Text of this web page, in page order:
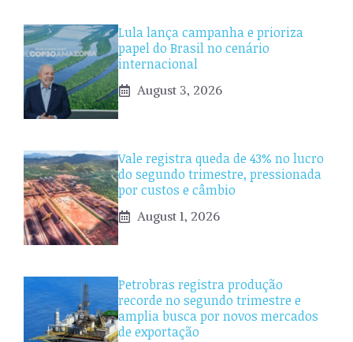
Lula lança campanha e prioriza
papel do Brasil no cenário
internacional
August 3, 2026
Vale registra queda de 43% no lucro
do segundo trimestre, pressionada
por custos e câmbio
August 1, 2026
Petrobras registra produção
recorde no segundo trimestre e
amplia busca por novos mercados
de exportação